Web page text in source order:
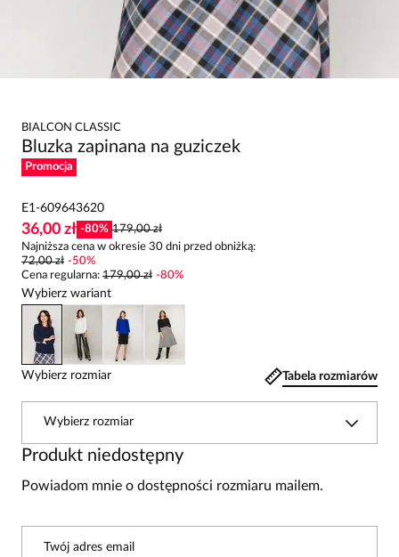
BIALCON CLASSIC
Bluzka zapinana na guziczek
Promocja
E1-609643620
36,00 zł -80% 179,00 zł
Najniższa cena w okresie 30 dni przed obniżką:
72,00 zł -50%
Cena regularna: 179,00 zł -80%
Wybierz wariant
Wybierz rozmiar Tabela rozmiarów
Wybierz rozmiar
Produkt niedostępny
Powiadom mnie o dostępności rozmiaru mailem.
Twój adres email